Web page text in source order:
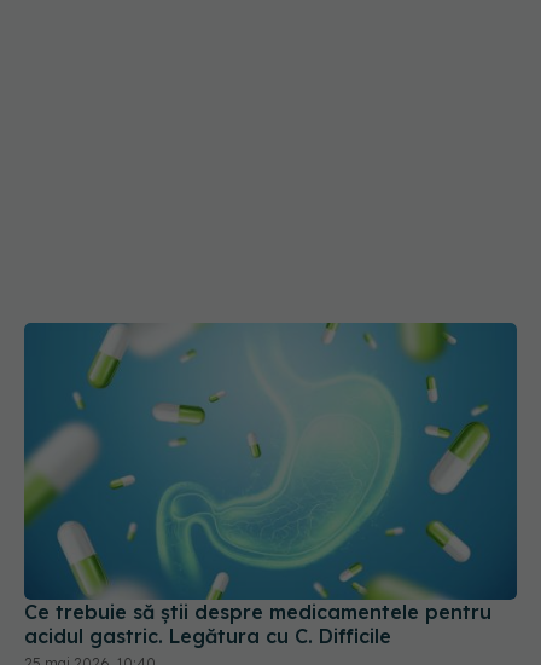
Ce trebuie să știi despre medicamentele pentru
acidul gastric. Legătura cu C. Difficile